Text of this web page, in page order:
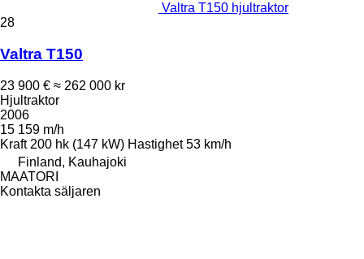
Valtra T150 hjultraktor
28
Valtra T150
23 900 € ≈ 262 000 kr
Hjultraktor
2006
15 159 m/h
Kraft 200 hk (147 kW) Hastighet 53 km/h
Finland, Kauhajoki
MAATORI
Kontakta säljaren